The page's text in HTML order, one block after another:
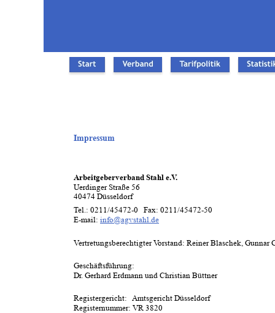
Arbeitgeberverband Stahl e.V.
Uerdinger Straße 56
40474 Düsseldorf
Tel.: 0211/45472-0   Fax: 0211/45472-50
info@agvstahl.de
Vertretungsberechtigter Vorstand: Reiner Blaschek, Gunnar Groebler
Geschäftsführung:
Dr. Gerhard Erdmann und Christian Büttner
Registergericht:   Amtsgericht Düsseldorf
Registernummer: VR 3820